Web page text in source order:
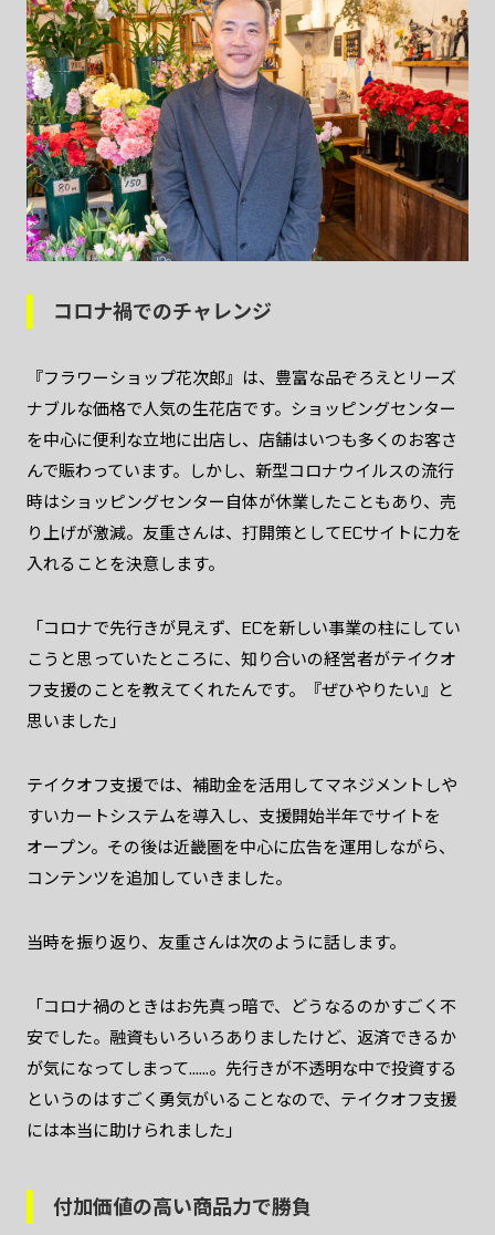
コロナ禍でのチャレンジ
『フラワーショップ花次郎』は、豊富な品ぞろえとリーズ
ナブルな価格で人気の生花店です。ショッピングセンター
を中心に便利な立地に出店し、店舗はいつも多くのお客さ
んで賑わっています。しかし、新型コロナウイルスの流行
時はショッピングセンター自体が休業したこともあり、売
り上げが激減。友重さんは、打開策としてECサイトに力を
入れることを決意します。
「コロナで先行きが見えず、ECを新しい事業の柱にしてい
こうと思っていたところに、知り合いの経営者がテイクオ
フ支援のことを教えてくれたんです。『ぜひやりたい』と
思いました」
テイクオフ支援では、補助金を活用してマネジメントしや
すいカートシステムを導入し、支援開始半年でサイトを
オープン。その後は近畿圏を中心に広告を運用しながら、
コンテンツを追加していきました。
当時を振り返り、友重さんは次のように話します。
「コロナ禍のときはお先真っ暗で、どうなるのかすごく不
安でした。融資もいろいろありましたけど、返済できるか
が気になってしまって……。先行きが不透明な中で投資する
というのはすごく勇気がいることなので、テイクオフ支援
には本当に助けられました」
付加価値の高い商品力で勝負